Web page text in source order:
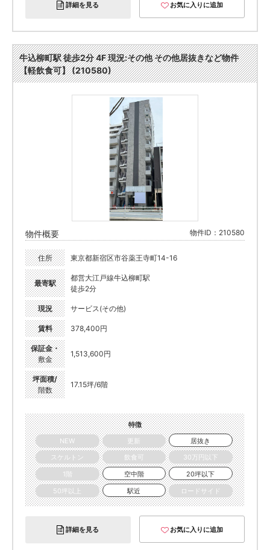
詳細を見る お気に入りに追加
牛込柳町駅 徒歩2分 4F 現況:その他 その他居抜きなど物件
【軽飲食可】 (210580)
物件概要 物件ID：210580
住所 東京都新宿区市谷薬王寺町14-16
最寄駅
都営大江戸線牛込柳町駅
徒歩2分
現況 サービス(その他)
賃料 378,400円
保証金・
敷金
1,513,600円
坪面積/
階数
17.15坪/6階
特徴
NEW
更新
居抜き
スケルトン
飲食可
30万円以下
1階
空中階
20坪以下
50坪以上
駅近 ロードサイド
詳細を見る お気に入りに追加